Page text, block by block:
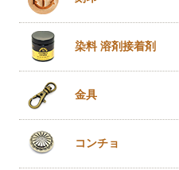
染料 溶剤接着剤
金具
コンチョ